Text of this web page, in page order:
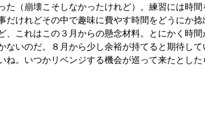
た（崩壊こそしなかったけれど）。練習には時
だけれどその中で趣味に費やす時間をどうにか
、これはこの３月からの懸念材料。とにかく時
ないのだ。８月から少し余裕が持てると期待し
ね。いつかリベンジする機会が巡って来たとした